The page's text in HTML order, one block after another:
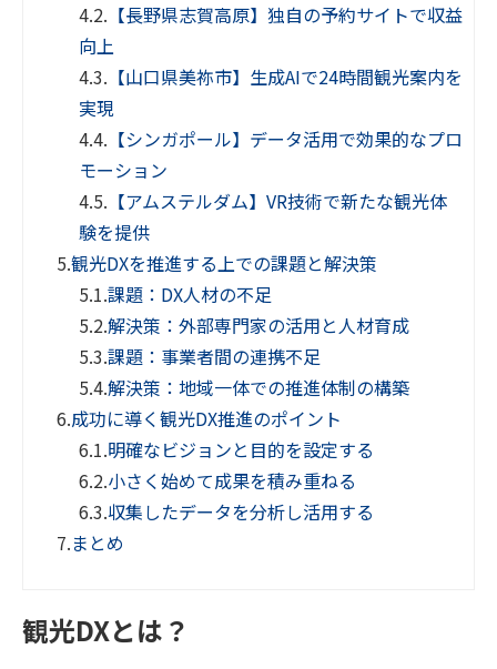
4.2. 【長野県志賀高原】独自の予約サイトで収益
向上
4.3. 【山口県美祢市】生成AIで24時間観光案内を
実現
4.4. 【シンガポール】データ活用で効果的なプロ
モーション
4.5. 【アムステルダム】VR技術で新たな観光体
験を提供
5.観光DXを推進する上での課題と解決策
5.1.課題：DX人材の不足
5.2.解決策：外部専門家の活用と人材育成
5.3.課題：事業者間の連携不足
5.4.解決策：地域一体での推進体制の構築
6.成功に導く観光DX推進のポイント
6.1.明確なビジョンと目的を設定する
6.2.小さく始めて成果を積み重ねる
6.3.収集したデータを分析し活用する
7.まとめ
観光DXとは？